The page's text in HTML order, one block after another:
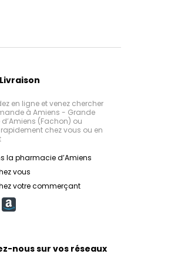
en ligne et venez chercher
à Amiens - Grande
(Fachon) ou
chez vous ou en
la pharmacie d’Amiens
vous
votre commerçant
nous sur vos réseaux